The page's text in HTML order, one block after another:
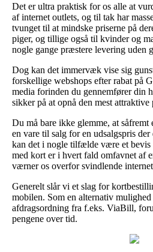
Det er ultra praktisk for os alle at
af internet outlets, og til tak har
tvunget til at mindske priserne på
piger, og tillige også til kvinder og
nogle gange præstere levering uden
Dog kan det immervæk vise sig
forskellige webshops efter rabat på
media forinden du gennemfører din
sikker på at opnå den mest attraktive
Du må bare ikke glemme, at
en vare til salg for en udsalgspris
kan det i nogle tilfælde være et
med kort er i hvert fald omfavnet af
værner os overfor svindlende
Generelt slår vi et slag for
mobilen. Som en alternativ
afdragsordning fra f.eks. ViaBill,
pengene over tid.